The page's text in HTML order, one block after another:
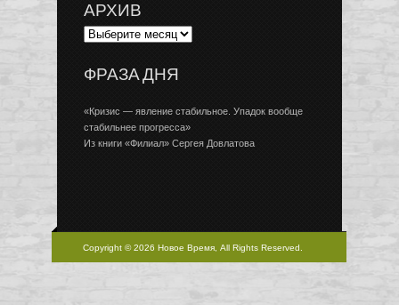
АРХИВ
ФРАЗА ДНЯ
«Кризис — явление стабильное. Упадок вообще
стабильнее прогресса»
Из книги «Филиал» Сергея Довлатова
Copyright © 2026 Новое Время, All Rights Reserved.